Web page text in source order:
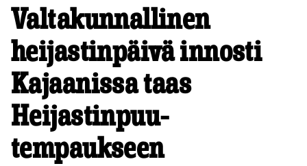
Valtakunnallinen
heijastinpäivä innosti
Kajaanissa taas
Heijastinpuu-
tempaukseen